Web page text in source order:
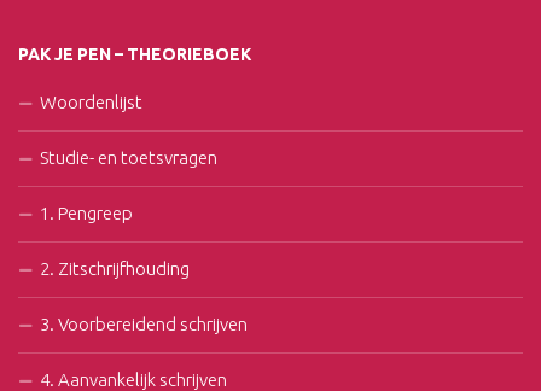
PAK JE PEN – THEORIEBOEK
Woordenlijst
Studie- en toetsvragen
1. Pengreep
2. Zitschrijfhouding
3. Voorbereidend schrijven
4. Aanvankelijk schrijven